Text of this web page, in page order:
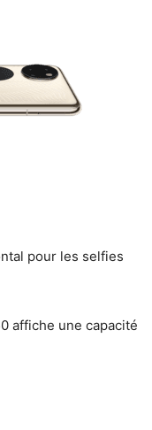
pour les selfies
affiche une capacité